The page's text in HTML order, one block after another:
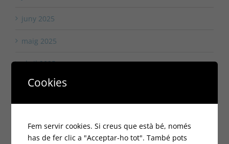
juny 2025
maig 2025
abril 2025
març 2025
gener 2025
Cookies
Fem servir cookies. Si creus que està bé, només
has de fer clic a "Acceptar-ho tot". També pots